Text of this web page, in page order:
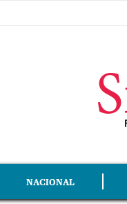
NACIONAL